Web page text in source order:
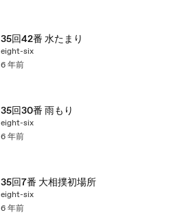
35回42番 水たまり
eight-six
6 年前
35回30番 雨もり
eight-six
6 年前
35回7番 大相撲初場所
eight-six
6 年前